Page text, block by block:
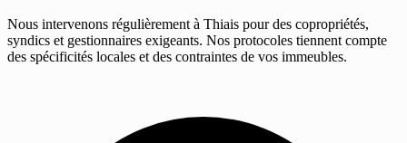
Nous intervenons régulièrement à Thiais pour des copropriétés,
syndics et gestionnaires exigeants. Nos protocoles tiennent compte
des spécificités locales et des contraintes de vos immeubles.